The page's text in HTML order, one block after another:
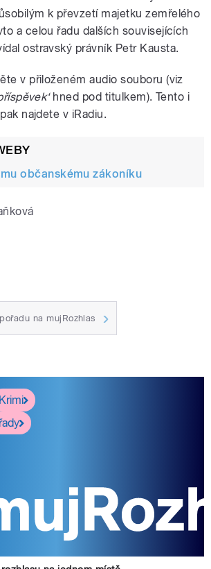
k převzetí majetku zemřelého
a celou řadu dalších souvisejících
ostravský právník Petr Kausta.
v přiloženém audio souboru (viz
hned pod titulkem). Tento i
najdete v iRadiu.
občanskému zákoníku
na mujRozhlas
Krimi